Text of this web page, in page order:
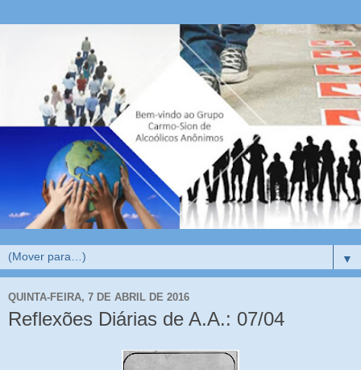
▼
QUINTA-FEIRA, 7 DE ABRIL DE 2016
Reflexões Diárias de A.A.: 07/04